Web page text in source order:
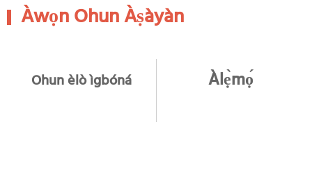
Àwọn Ohun Àṣàyàn
Ohun èlò ìgbóná Àlẹ̀mọ́